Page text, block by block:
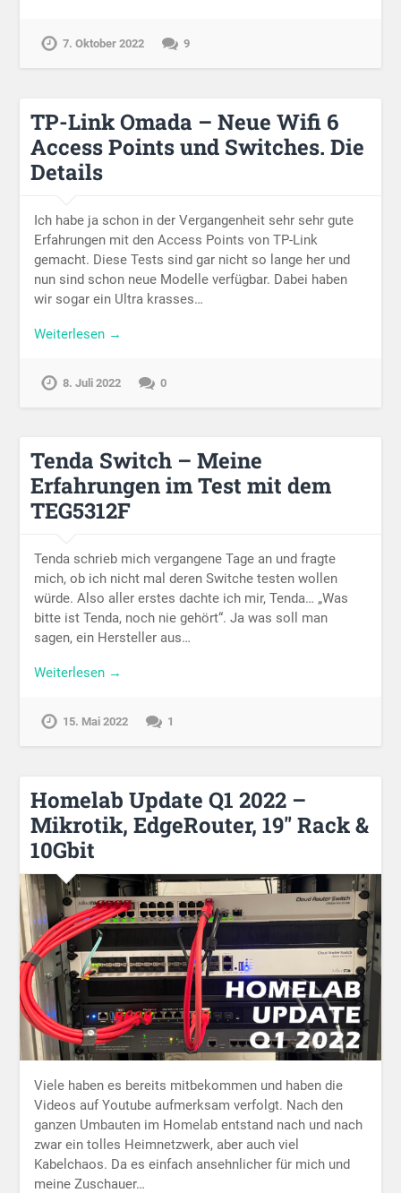
7. Oktober 2022 9
TP-Link Omada – Neue Wifi 6
Access Points und Switches. Die
Details
Ich habe ja schon in der Vergangenheit sehr sehr gute
Erfahrungen mit den Access Points von TP-Link
gemacht. Diese Tests sind gar nicht so lange her und
nun sind schon neue Modelle verfügbar. Dabei haben
wir sogar ein Ultra krasses…
Weiterlesen →
8. Juli 2022 0
Tenda Switch – Meine
Erfahrungen im Test mit dem
TEG5312F
Tenda schrieb mich vergangene Tage an und fragte
mich, ob ich nicht mal deren Switche testen wollen
würde. Also aller erstes dachte ich mir, Tenda… „Was
bitte ist Tenda, noch nie gehört“. Ja was soll man
sagen, ein Hersteller aus…
Weiterlesen →
15. Mai 2022 1
Homelab Update Q1 2022 –
Mikrotik, EdgeRouter, 19″ Rack &
10Gbit
Viele haben es bereits mitbekommen und haben die
Videos auf Youtube aufmerksam verfolgt. Nach den
ganzen Umbauten im Homelab entstand nach und nach
zwar ein tolles Heimnetzwerk, aber auch viel
Kabelchaos. Da es einfach ansehnlicher für mich und
meine Zuschauer…